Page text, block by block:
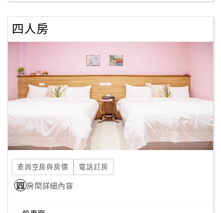
客
服
聯
Line
線
客
服
紅
利
查
四人房
查詢空房與房價 電話訂房
房間詳細內容